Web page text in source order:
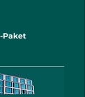
Paket